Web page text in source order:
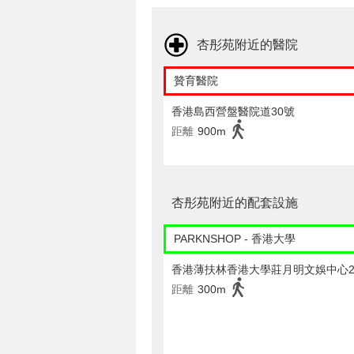
杏彤苑附近的醫院
贊育醫院
香港島西營盤醫院道30號
距離 900m
杏彤苑附近的配套設施
PARKNSHOP - 香港大學
香港薄扶林香港大學莊月明文娛中心
距離 300m